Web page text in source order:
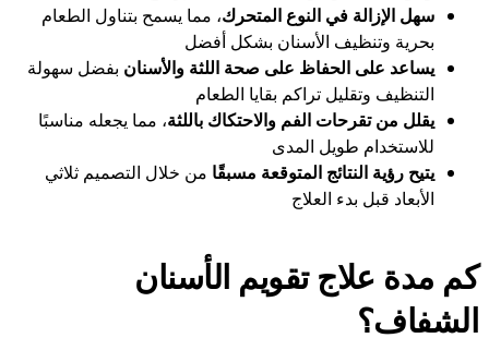
سهل الإزالة في النوع المتحرك، مما يسمح بتناول الطعام
بحرية وتنظيف الأسنان بشكل أفضل
يساعد على الحفاظ على صحة اللثة والأسنان بفضل سهولة
التنظيف وتقليل تراكم بقايا الطعام
يقلل من تقرحات الفم والاحتكاك باللثة، مما يجعله مناسبًا
للاستخدام طويل المدى
يتيح رؤية النتائج المتوقعة مسبقًا من خلال التصميم ثلاثي
الأبعاد قبل بدء العلاج
كم مدة علاج تقويم الأسنان
الشفاف؟